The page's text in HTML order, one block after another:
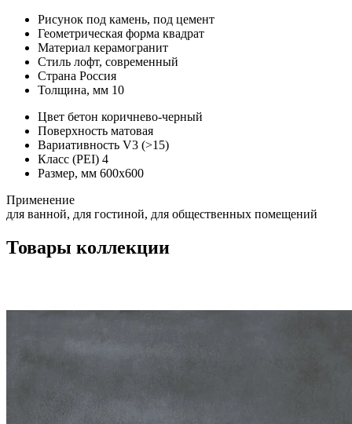
Рисунок под камень, под цемент
Геометрическая форма квадрат
Материал керамогранит
Стиль лофт, современный
Страна Россия
Толщина, мм 10
Цвет бетон коричнево-черный
Поверхность матовая
Вариативность V3 (>15)
Класс (PEI) 4
Размер, мм 600х600
Применение
для ванной, для гостиной, для общественных помещений
Товары коллекции